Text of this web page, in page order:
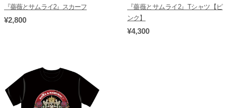
『薔薇とサムライ2』スカーフ
¥2,800
『薔薇とサムライ2』Tシャツ【ピ
ンク】
¥4,300